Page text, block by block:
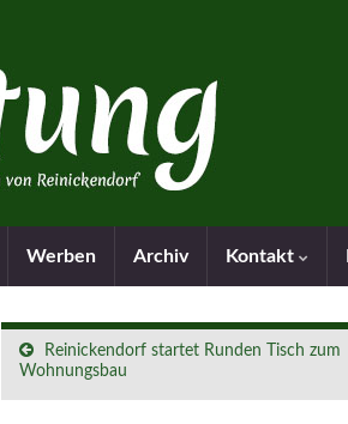
Werben Archiv Kontakt
Reinickendorf startet Runden Tisch zum
Wohnungsbau